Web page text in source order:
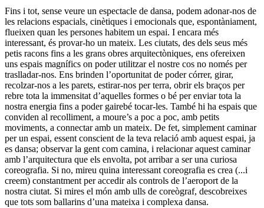
Fins i tot, sense veure un espectacle de dansa, podem adonar-nos de
les relacions espacials, cinètiques i emocionals que, espontàniament,
flueixen quan les persones habitem un espai. I encara més
interessant, és provar-ho un mateix. Les ciutats, des dels seus més
petis racons fins a les grans obres arquitectòniques, ens ofereixen
uns espais magnífics on poder utilitzar el nostre cos no només per
traslladar-nos. Ens brinden l’oportunitat de poder córrer, girar,
recolzar-nos a les parets, estirar-nos per terra, obrir els braços per
rebre tota la immensitat d’aquelles formes o bé per enviar tota la
nostra energia fins a poder gairebé tocar-les. També hi ha espais que
conviden al recolliment, a moure’s a poc a poc, amb petits
moviments, a connectar amb un mateix. De fet, simplement caminar
per un espai, essent conscient de la teva relació amb aquest espai, ja
es dansa; observar la gent com camina, i relacionar aquest caminar
amb l’arquitectura que els envolta, pot arribar a ser una curiosa
coreografia. Si no, mireu quina interessant coreografia es crea (...i
creem) constantment per accedir als controls de l’aeroport de la
nostra ciutat. Si mires el món amb ulls de coreògraf, descobreixes
que tots som ballarins d’una mateixa i complexa dansa.